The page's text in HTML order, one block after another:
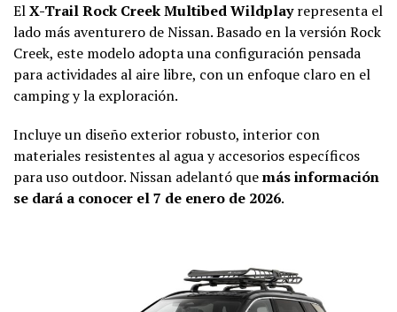
ElX-Trail Rock Creek Multibed Wildplayrepresenta el
lado más aventurero de Nissan. Basado en la versión Rock
Creek, este modelo adopta una configuración pensada
para actividades al aire libre, con un enfoque claro en el
camping y la exploración.
Incluye un diseño exterior robusto, interior con
materiales resistentes al agua y accesorios específicos
para uso outdoor. Nissan adelantó quemás información
se dará a conocer el 7 de enero de 2026.